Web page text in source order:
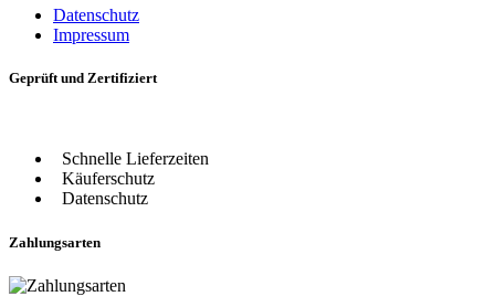
Datenschutz
Impressum
Geprüft und Zertifiziert
Schnelle Lieferzeiten
Käuferschutz
Datenschutz
Zahlungsarten